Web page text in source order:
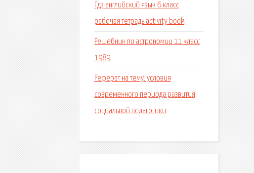
Гдз английский язык 6 класс
рабочая тетрадь activity book
Решебник по астрономии 11 класс
1989
Реферат на тему: условия
современного периода развития
социальной педагогики